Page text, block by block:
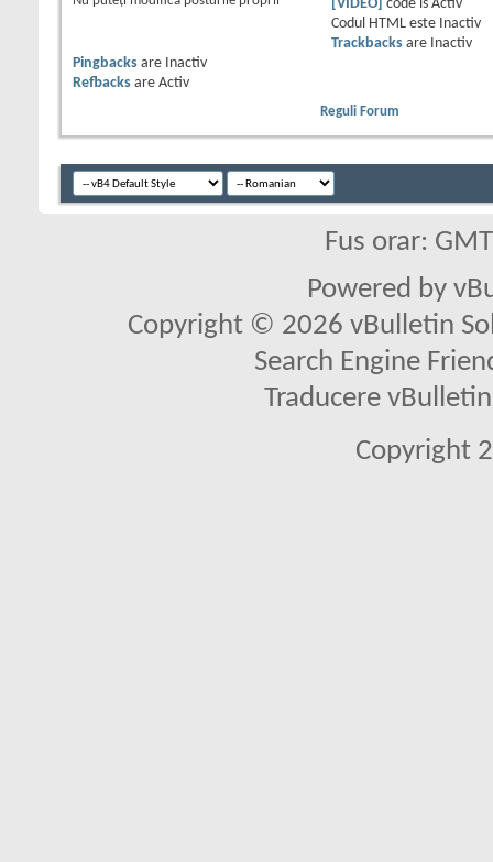
[VIDEO] code is Activ
Codul HTML este
Inactiv
Trackbacksare
Inactiv
Pingbacks are
Inactiv
Refbacks are Activ
Reguli Forum
Fus orar:
Powered by
Copyright © 2026 vBulletin
Search Engine
Traducere
Copyright